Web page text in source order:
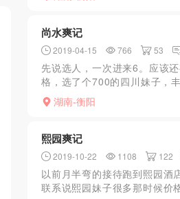
有此意，商量着去金莎还是浙
尚水爽记
2019-04-15 766 53
先说选人，一次进来6。应该
格，选了个700的四川妹子，
胖，带眼镜，看着很骚。再说
真的是非常骚，很喜欢舔，sh
湖南-衡阳
熙园爽记
2019-10-22 1108 122
以前月半弯的接待跑到熙园酒
联系说熙园妹子很多那时候价